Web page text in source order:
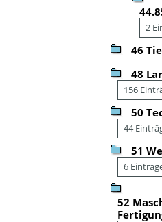
2
46
48
156
50
44
51
6
52